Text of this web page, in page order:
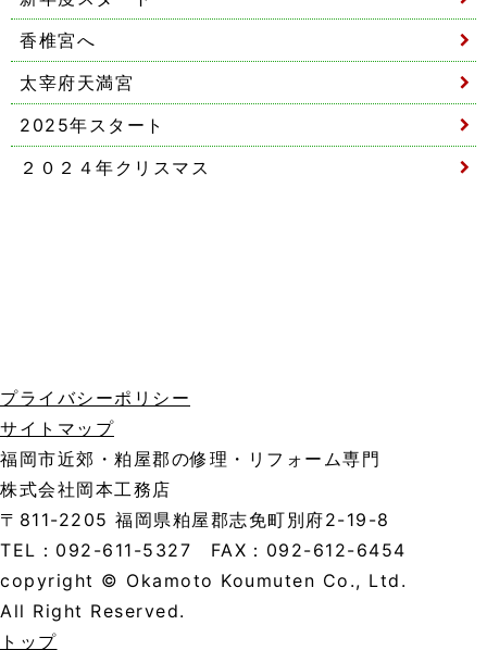
香椎宮へ
太宰府天満宮
2025年スタート
２０２４年クリスマス
プライバシーポリシー
サイトマップ
福岡市近郊・粕屋郡の修理・リフォーム専門
株式会社岡本工務店
〒811-2205 福岡県粕屋郡志免町別府2-19-8
TEL：092-611-5327 FAX：092-612-6454
copyright © Okamoto Koumuten Co., Ltd.
All Right Reserved.
トップ